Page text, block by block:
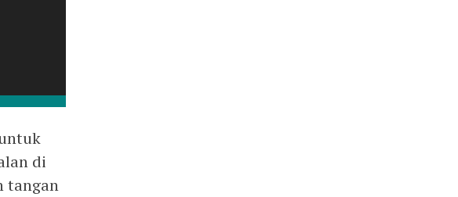
di
tangan